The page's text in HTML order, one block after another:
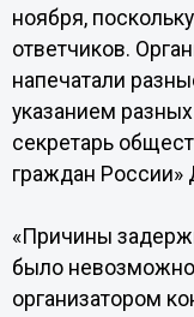
ноября,
ответчиков.
напечатали
указанием
секретарь
граждан России»
«Причины
было невозможно
организатором